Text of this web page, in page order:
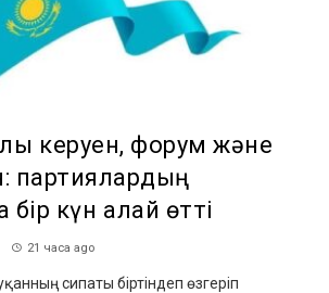
керуен, форум және
партиялардың
күн қалай өтті
21 часа ago
сипаты біртіндеп өзгеріп